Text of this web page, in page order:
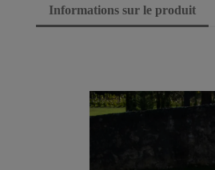
Informations sur le produit